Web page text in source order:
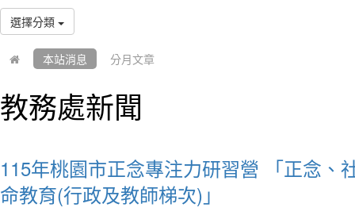
選擇分類
本站消息 分月文章
教務處新聞
115年桃園市正念專注力研習營 「正念、
命教育(行政及教師梯次)」